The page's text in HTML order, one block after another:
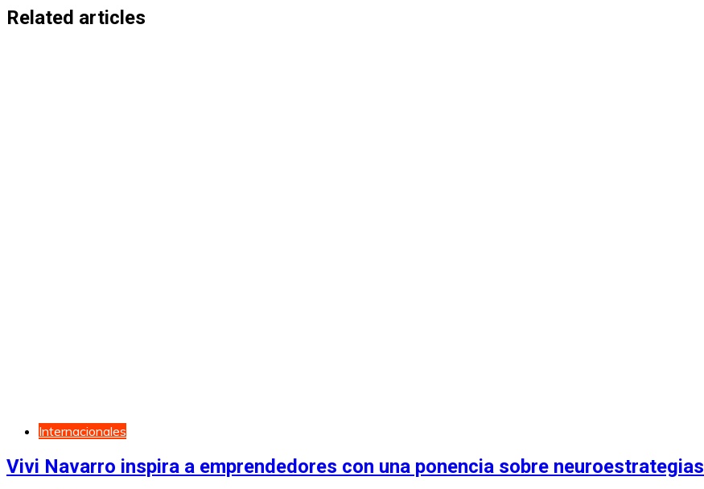
entradas
Related articles
Internacionales
Vivi Navarro inspira a emprendedores con una ponencia sobre neuroestrategias